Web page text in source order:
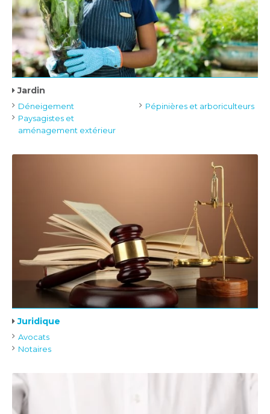
Jardin
Déneigement
Paysagistes et
aménagement extérieur
Pépinières et arboriculteurs
Juridique
Avocats
Notaires